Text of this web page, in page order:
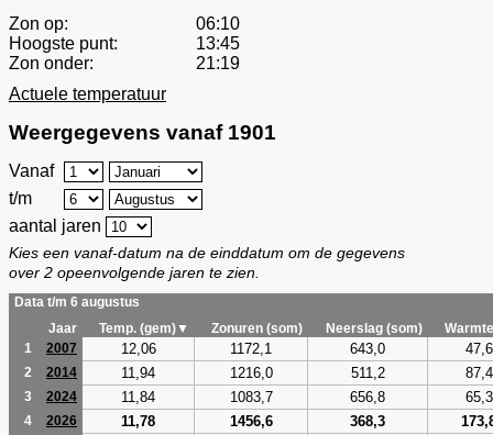
Zon op:
06:10
Hoogste punt:
13:45
Zon onder:
21:19
Actuele temperatuur
Weergegevens vanaf 1901
Vanaf
t/m
aantal jaren
Kies een vanaf-datum na de einddatum om de gegevens
over 2 opeenvolgende jaren te zien.
Data t/m 6 augustus
Jaar
Temp. (gem)▼ Zonuren (som) Neerslag (som)
1
2007 12,06 1172,1 643,0 47,6
2 2014 11,94 1216,0 511,2 87,4
3 2024 11,84 1083,7 656,8 65,3
4 2026 11,78 1456,6 368,3